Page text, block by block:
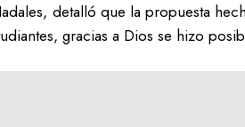
detalló que la propuesta
gracias a Dios se hizo